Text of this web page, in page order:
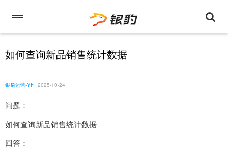
如何查询新品销售统计数据
银豹运营-YF 2025-10-24
问题：
如何查询新品销售统计数据
回答：